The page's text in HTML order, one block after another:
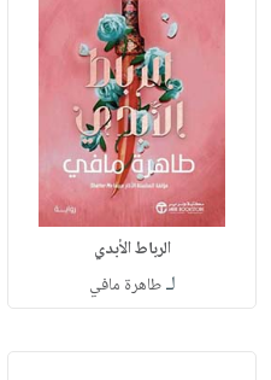
الرباط الأبدي
لـطاهرة مافي